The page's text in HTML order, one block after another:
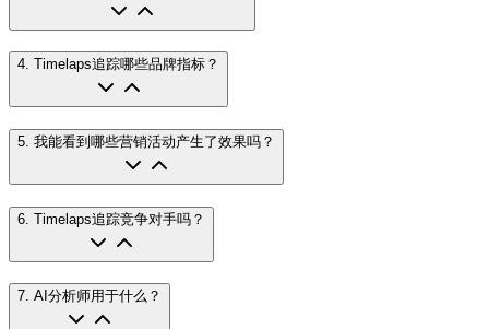
4. Timelaps追踪哪些品牌指标？
5. 我能看到哪些营销活动产生了效果吗？
6 Timelaps追踪竞争对手吗？
7. AI分析师用于什么？